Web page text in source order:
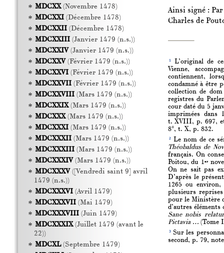
Ainsi signé :
Charles de
1L’original de
Vienne,
contiennent,
condamné à être
collection de
registres du
cour daté du 5
imprimées dans
t. XVIII, p. 697,
8°, t. X, p. 832.
2Le nom de ce
Théobaldus de
français. On
Poitou, du 1er
On ne sait pas
D’après le
1265 ou
plusieurs
pour le Ministère
d’autres
Sane nobis
Pictavia …(Tome
3Sur les
second, p. 79,
MDCXX(Novembre 1478)
MDCXXI(Décembre 1478)
MDCXXII(Décembre 1478)
MDCXXIII(Janvier 1479 (n.s.))
MDCXXIV(Janvier 1479 (n.s.))
MDCXXV(Février 1479 (n.s.))
MDCXXVI(Février 1479 (n.s.))
MDCXXVII(Février 1479 (n.s.))
MDCXXVIII(Mars 1479 (n.s.))
MDCXXIX(Mars 1479 (n.s.))
MDCXXX(Mars 1479 (n.s.))
MDCXXXI(Mars 1479 (n.s.))
MDCXXXII(Mars 1479 (n.s.))
MDCXXXIII(Mars 1479 (n.s.))
MDCXXXIV(Mars 1479 (n.s.))
MDCXXXV([Vendredi saint 9] avril
1479 (n.s.))
MDCXXXVI(Avril 1479)
MDCXXXVII(Mai 1479)
MDCXXXVIII(Juin 1479)
MDCXXXIX(Juillet 1479 (avant le
22))
MDCXL(Septembre 1479)